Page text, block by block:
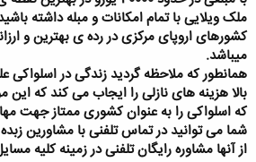
ملک ویلایی با تمام امکانات و مبله داشته
کشورهای اروپای مرکزی در رده ی بهترین و
میباشد.​
همانطور که ملاحظه گردید زندگی در اسلواکی
بالا هزینه های نازلی را ایجاب می کند که
که اسلواکی را به عنوان کشوری ممتاز جهت
شما می توانید در تماس تلفنی با مشاورین زبده
از آنها مشاوره رایگان تلفنی در زمینه کلیه